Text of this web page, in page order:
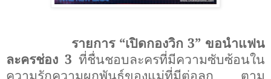
รายการ “เปิดกองวิก 3”ขอนำแฟน
ละครช่อง 3 ที่ชื่นชอบละครที่มีความซับซ้อนใน
ความรักความผูกพันธ์ของแม่ที่มีต่อลูก ตาม